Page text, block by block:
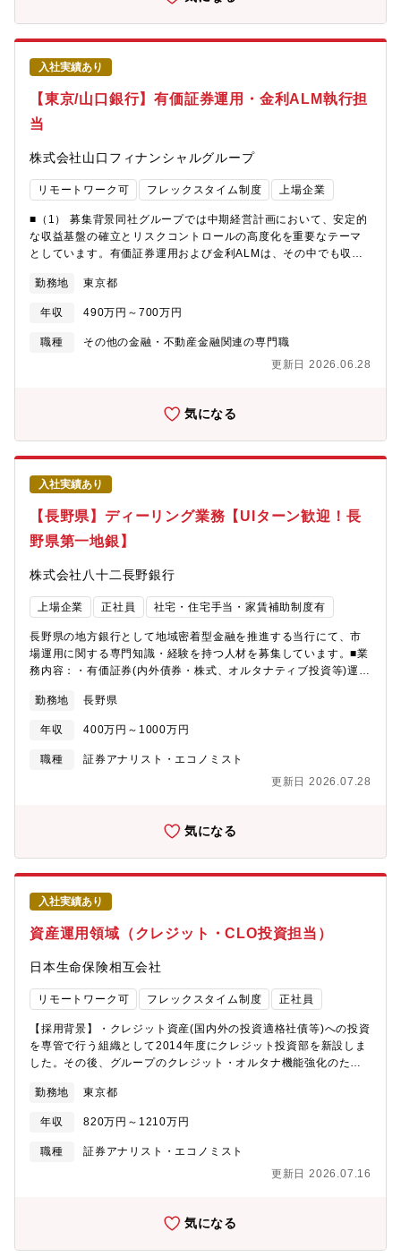
す。債券、株式、投資信託、デリバティブ、外国為替など、多様
な金融商品を対象に運用業務を経験できます。市場分析力や投資
判断力をさらに高められる環境です。★地方銀行ならではの裁量
ある運用業務。地域金融機関の運用部門として、収益性・安全
性・流動性のバランスを考慮しながら、銀行ポートフォリオ運営
に関わることができます。★市場分析から新たな運用手法の企画
まで携われます。単なる売買執行だけではなく、市場調査、投資
戦略立案、新規運用手法の検討など、運用高度化に向けた企画業
ます。銀行・証券会社・運用会社で培った市場運用経験を活か
し、マーケットのプロフェッショナルとして専門性を磨くことが
できます。
入社実績あり
【東京/山口銀行】有価証券運用・金利ALM執行担
当
株式会社山口フィナンシャルグループ
リモートワーク可 フレックスタイム制度 上場企業
■（1） 募集背景同社グループでは中期経営計画において、安定的
な収益基盤の確立とリスクコントロールの高度化を重要なテーマ
としています。有価証券運用および金利ALMは、その中でも収益
に対応した機動的かつ精度の高い運用体制が求められています。
こうした環境の中で、運用方針やリスク管理ルールに基づき、実
際の市場取引を担う執行機能の重要性が一層高まっており、専門
性を有しながら着実に運用を実行できる人材の強化を目的として
ォリオおよび金利ALMに基づく市場取引の執行を通じて、安定的
ョンです。市場環境を的確に捉え、運用方針に沿ったポジション
管理と迅速な執行を実践することで、経営戦略に基づく市場運用
を現場から支えます。また、日々の執行業務を通じて市場動向や
リスクの変化を把握し、将来的な運用高度化や戦略立案にも資す
る知見の蓄積に貢献していただきます。■（3） 主な業務内容有価
証券ポートフォリオおよび金利ALMに関する運営方針・ルールに
基づき、市場取引・運用の執行業務をご担当いただきます。＜有
価証券ポートフォリオ運営にかかる執行＞・有価証券ポートフォ
リオの運営方針に基づく売買・執行業務・市場環境を踏まえたポ
常的な運用・管理対応＜金利ALMにかかる執行＞・金利リスク・
ALM方針に基づく市場取引の執行・円貨・外貨の金利動向を踏ま
えた運用・調整業務・ALM運営に関するデータ整理、状況把握、
える役割有価証券運用やALMにおける執行業務を担い、金融機関
の収益とリスク管理を日々の実務から支える重要なポジションで
す。◎ 理論と実務を結びつけた運用経験市場分析や金利動向の知
見を実際の取引に反映することで、証券アナリスト的視点を実務
勤務地 東京都
年収 490万円～700万円
職種
その他の金融・不動産金融関連の専門職
更新日 2026.06.28
気になる
入社実績あり
【長野県】ディーリング業務【UIターン歓迎！長
野県第一地銀】
株式会社八十二長野銀行
上場企業 正社員 社宅・住宅手当・家賃補助制度有
長野県の地方銀行として地域密着型金融を推進する当行にて、市
場運用に関する専門知識・経験を持つ人材を募集しています。■業
務内容：・有価証券(内外債券・株式、オルタナティブ投資等)運用
勤務地
長野県
年収 400万円～1000万円
職種
証券アナリスト・エコノミスト
更新日 2026.07.28
気になる
入社実績あり
資産運用領域（クレジット・CLO投資担当）
日本生命保険相互会社
リモートワーク可 フレックスタイム制度 正社員
【採用背景】・クレジット資産(国内外の投資適格社債等)への投資
を専管で行う組織として2014年度にクレジット投資部を新設しま
した。その後、グループのクレジット・オルタナ機能強化のた
しております。・クレジット資産は、国債に対する超過スプレッ
ドが獲得できること・安定したインカム収入が得られることか
ら、生命保険会社の負債特性に合致した資産であり、当社におけ
る運用資産として重要な位置づけです。・当社グループの強みで
を通じて、国際的な分散投資の推進を担うメンバーを募集しま
式会社に出向していただき、クレジット投資部にて下記の業務を
担当していただきます。・中長期的には資産運用部門でのジョブ
ローテーションを予定しております。ただし、資産運用部門のみ
勤務地 東京都
年収 820万円～1210万円
職種
証券アナリスト・エコノミスト
更新日 2026.07.16
気になる